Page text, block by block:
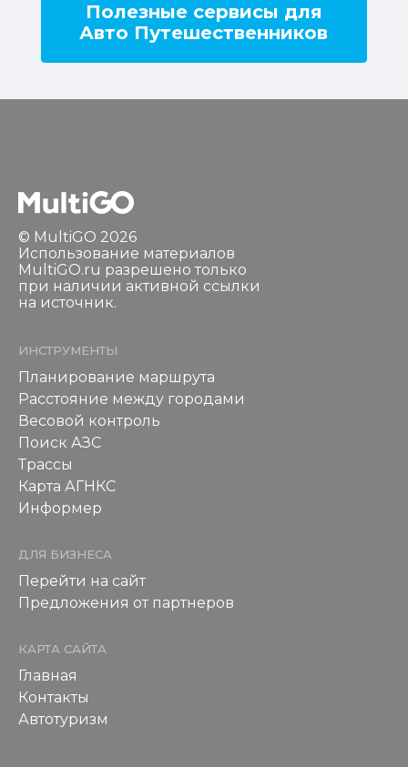
Полезные сервисы для
Авто Путешественников
© MultiGO 2026
Использование материалов
MultiGO.ru разрешено только
при наличии активной ссылки
на источник.
ИНСТРУМЕНТЫ
Планирование маршрута
Расстояние между городами
Весовой контроль
Поиск АЗС
Трассы
Карта АГНКС
Информер
ДЛЯ БИЗНЕСА
Перейти на сайт
Предложения от партнеров
КАРТА САЙТА
Главная
Контакты
Автотуризм